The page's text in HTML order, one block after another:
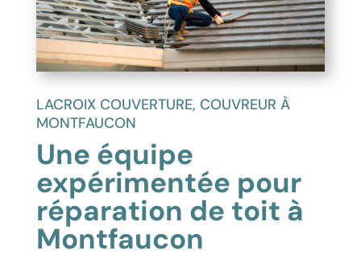
LACROIX COUVERTURE, COUVREUR À
MONTFAUCON
Une équipe
expérimentée pour
réparation de toit à
Montfaucon